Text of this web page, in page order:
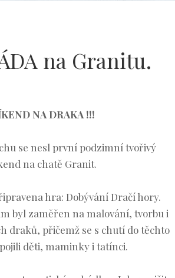
na Granitu.
NA DRAKA !!!
se nesl první podzimní tvořivý
na chatě Granit.
hra: Dobývání Dračí hory.
byl zaměřen na malování, tvorbu i
draků, přičemž se s chutí do těchto
děti, maminky i tatínci.